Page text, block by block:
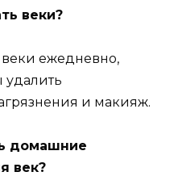
веки?
ежедневно,
удалить
и макияж.
домашние
век?